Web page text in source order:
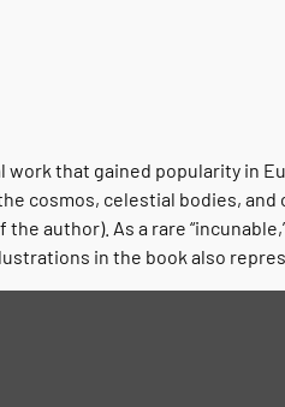
work that gained popularity in
cosmos, celestial bodies,
author). As a rare
in the book also